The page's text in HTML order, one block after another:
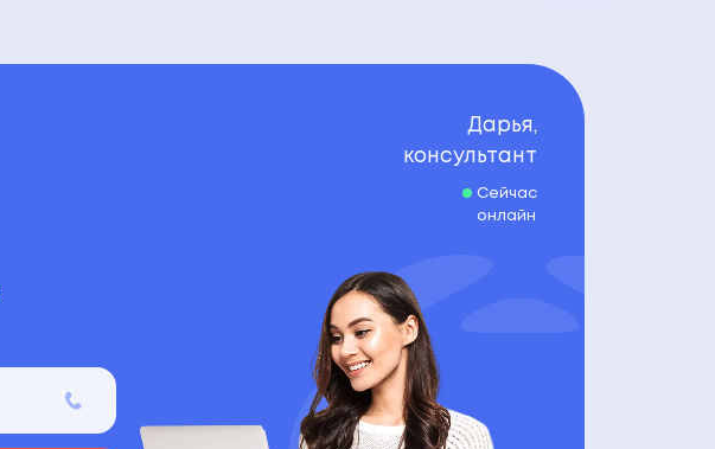
Дарья,
консультант
Сейчас
онлайн